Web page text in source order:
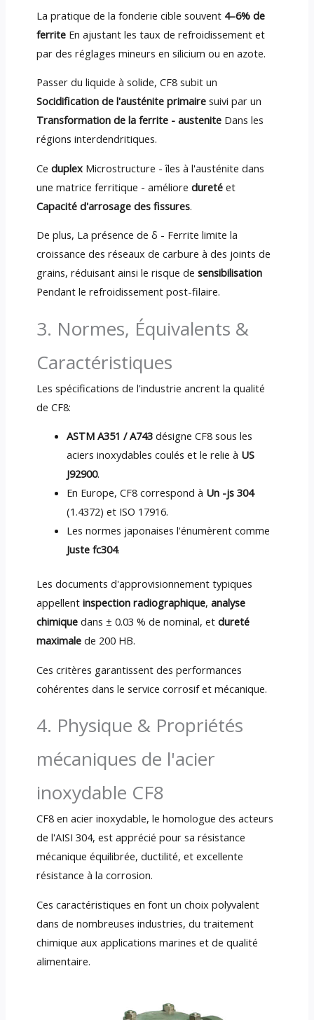
La pratique de la fonderie cible souvent 4–6% de
ferriteEn ajustant les taux de refroidissement et
par des réglages mineurs en silicium ou en azote.
Passer du liquide à solide, CF8 subit un
Socidification de l'austénite primairesuivi par un
Transformation de la ferrite - austeniteDans les
régions interdendritiques.
Ce duplexMicrostructure - îles à l'austénite dans
une matrice ferritique - améliore duretéet
Capacité d'arrosage des fissures.
De plus, La présence de δ - Ferrite limite la
croissance des réseaux de carbure à des joints de
grains, réduisant ainsi le risque de sensibilisation
Pendant le refroidissement post-filaire.
3. Normes, Équivalents &
Caractéristiques
Les spécifications de l'industrie ancrent la qualité
de CF8:
ASTM A351 / A743 désigne CF8 sous les
aciers inoxydables coulés et le relie à US
J92900.
En Europe, CF8 correspond à Un -js 304
(1.4372) et ISO 17916.
Les normes japonaises l'énumèrent comme
Juste fc304.
Les documents d'approvisionnement typiques
appellent inspection radiographique, analyse
chimiquedans ± 0.03 % de nominal, et dureté
maximalede 200 HB.
Ces critères garantissent des performances
cohérentes dans le service corrosif et mécanique.
4. Physique & Propriétés
mécaniques de l'acier
inoxydable CF8
CF8 en acier inoxydable, le homologue des acteurs
de l'AISI 304, est apprécié pour sa résistance
mécanique équilibrée, ductilité, et excellente
résistance à la corrosion.
Ces caractéristiques en font un choix polyvalent
dans de nombreuses industries, du traitement
chimique aux applications marines et de qualité
alimentaire.